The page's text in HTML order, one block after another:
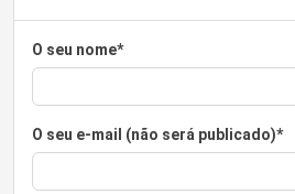
O seu nome*
O seu e-mail (não será publicado)*